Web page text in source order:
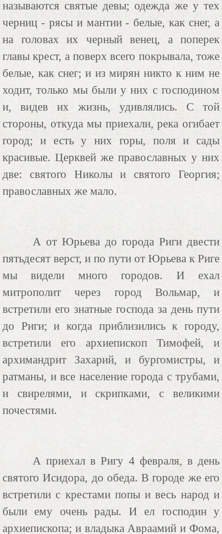
называются святые девы; одежда же у тех
черниц - рясы и мантии - белые, как снег, а
на головах их черный венец, а поперек
главы крест, а поверх всего покрывала, тоже
белые, как снег; и из мирян никто к ним не
ходит, только мы были у них с господином
и, видев их жизнь, удивлялись. С той
стороны, откуда мы приехали, река огибает
город; и есть у них горы, поля и сады
красивые. Церквей же православных у них
две: святого Николы и святого Георгия;
православных же мало.
А от Юрьева до города Риги двести
пятьдесят верст, и по пути от Юрьева к Риге
мы видели много городов. И ехал
митрополит через город Вольмар, и
встретили его знатные господа за день пути
до Риги; и когда приблизились к городу,
встретили его архиепископ Тимофей, и
архимандрит Захарий, и бургомистры, и
ратманы, и все население города с трубами,
и свирелями, и скрипками, с великими
почестями.
А приехал в Ригу 4 февраля, в день
святого Исидора, до обеда. В городе же его
встретили с крестами попы и весь народ и
были ему очень рады. И ел господин у
архиепископа; и владыка Авраамий и Фома,